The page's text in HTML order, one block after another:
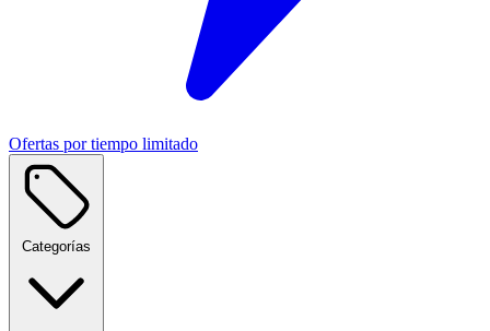
Ofertas por tiempo limitado
Categorías